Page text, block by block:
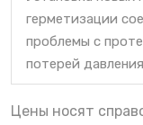
герметизации
проблемы с
потерей
Цены носят